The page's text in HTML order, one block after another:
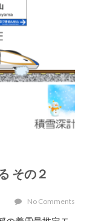
その２
No Comments